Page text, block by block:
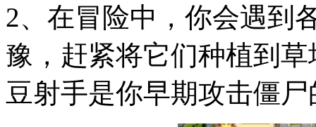
2、在冒险中，你会遇到
豫，赶紧将它们种植到
豆射手是你早期攻击僵